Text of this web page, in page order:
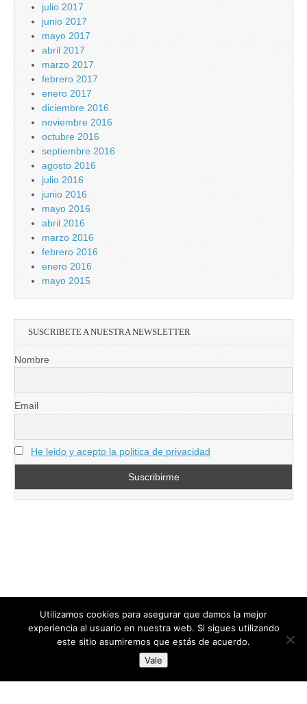
julio 2017
junio 2017
mayo 2017
abril 2017
marzo 2017
febrero 2017
enero 2017
diciembre 2016
noviembre 2016
octubre 2016
septiembre 2016
agosto 2016
julio 2016
junio 2016
mayo 2016
abril 2016
marzo 2016
febrero 2016
enero 2016
mayo 2015
SUSCRIBETE A NUESTRA NEWSLETTER
Nombre
Email
He leido y acepto la politica de privacidad
directoresdeseguridad.es
Diseñado por Centro Andaluz de Estudios y Entrenamiento
Utilizamos cookies para asegurar que damos la mejor
experiencia al usuario en nuestra web. Si sigues utilizando
este sitio asumiremos que estás de acuerdo.
Vale